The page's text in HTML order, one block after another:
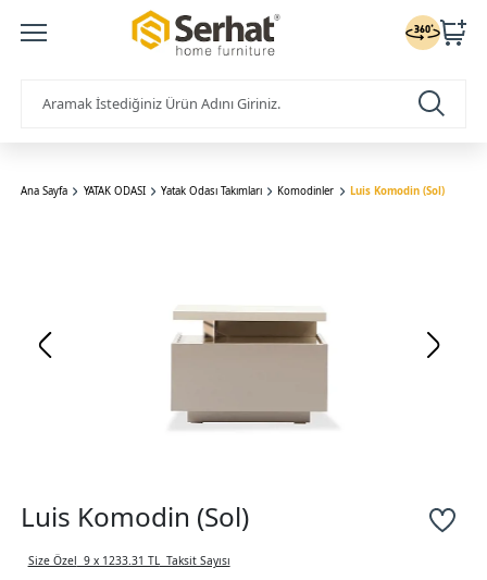
Ana Sayfa YATAK ODASI Yatak Odası Takımları Komodinler Luis Komodin (Sol)
Luis Komodin (Sol)
Size Özel 9 x 1233.31 TLTaksit Sayısı